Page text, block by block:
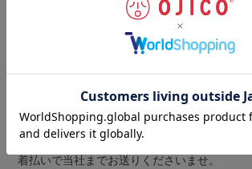
まま配送業者のドライバーにお渡しくださいま
■交換商品の在庫がない場合
代金をご返金させていただきます。
商品と返金先の口座番号のメモを
着払いで当社までお送りくださいませ。